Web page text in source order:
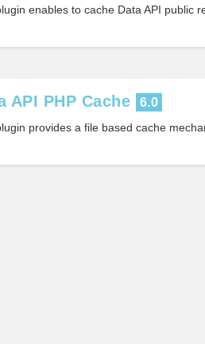
enables to cache Data API public
API PHP Cache 6.0
provides a file based cache